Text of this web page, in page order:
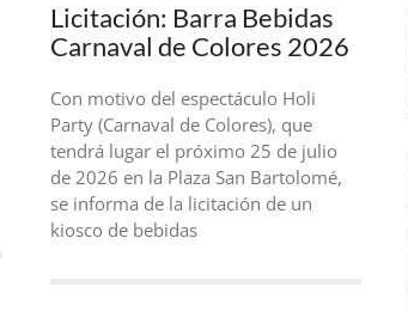
Licitación: Barra Bebidas
Carnaval de Colores 2026
Con motivo del espectáculo Holi
Party (Carnaval de Colores), que
tendrá lugar el próximo 25 de julio
de 2026 en la Plaza San Bartolomé,
se informa de la licitación de un
kiosco de bebidas